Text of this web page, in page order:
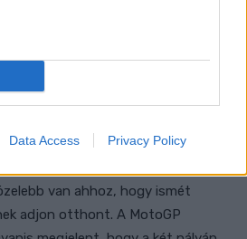
Data Access Privacy Policy